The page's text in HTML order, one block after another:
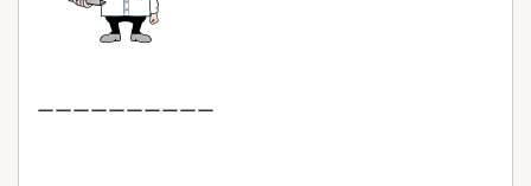
ーーーーーーーーーー